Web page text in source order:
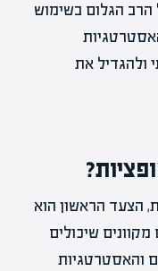
הרב הגלום בשימוש
ולהגדיל את
הצעד הראשון הוא
שיכולים
והאסטרטגיות